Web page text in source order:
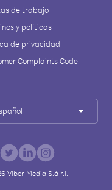
de trabajo
y políticas
de privacidad
Complaints Code
Viber Media S.à r.l.